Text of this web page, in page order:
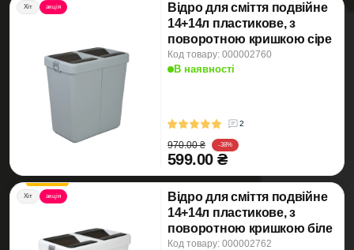
Хіт акція
Відро для сміття подвійне
14+14л пластикове, з
поворотною кришкою сіре
Код товару: 000002760
В наявності
2
970.00 ₴ -38%
599.00 ₴
Хіт акція
Відро для сміття подвійне
14+14л пластикове, з
поворотною кришкою біле
Код товару: 000002762